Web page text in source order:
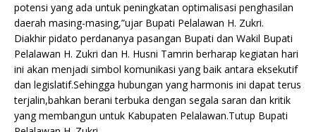
potensi yang ada untuk peningkatan optimalisasi penghasilan
daerah masing-masing,”ujar Bupati Pelalawan H. Zukri.
Diakhir pidato perdananya pasangan Bupati dan Wakil Bupati
Pelalawan H. Zukri dan H. Husni Tamrin berharap kegiatan hari
ini akan menjadi simbol komunikasi yang baik antara eksekutif
dan legislatif.Sehingga hubungan yang harmonis ini dapat terus
terjalin,bahkan berani terbuka dengan segala saran dan kritik
yang membangun untuk Kabupaten Pelalawan.Tutup Bupati